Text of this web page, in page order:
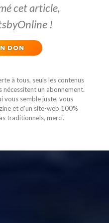
cet article,
!
DON
à tous, seuls les contenus
nécessitent un abonnement.
vous semble juste, vous
et d'un site-web 100%
traditionnels, merci.